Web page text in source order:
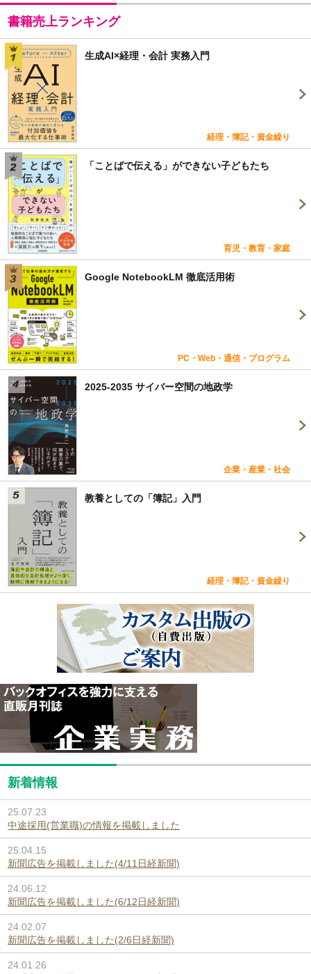
書籍売上ランキング
生成AI×経理・会計 実務入門
経理・簿記・資金繰り
「ことばで伝える」ができない子どもたち
育児・教育・家庭
Google NotebookLM 徹底活用術
PC・Web・通信・プログラム
2025-2035 サイバー空間の地政学
企業・産業・社会
教養としての「簿記」入門
経理・簿記・資金繰り
新着情報
25.07.23
中途採用(営業職)の情報を掲載しました
25.04.15
新聞広告を掲載しました(4/11日経新聞)
24.06.12
新聞広告を掲載しました(6/12日経新聞)
24.02.07
新聞広告を掲載しました(2/6日経新聞)
24.01.26